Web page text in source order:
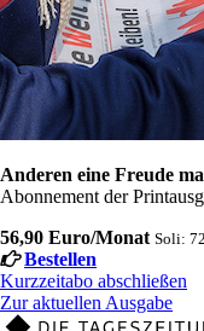
Anderen eine Freude
Abonnement der
56,90 Euro/Monat Soli:
Bestellen
Kurzzeitabo abschließen
Zur aktuellen Ausgabe